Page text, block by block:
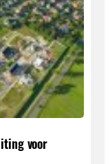
voor